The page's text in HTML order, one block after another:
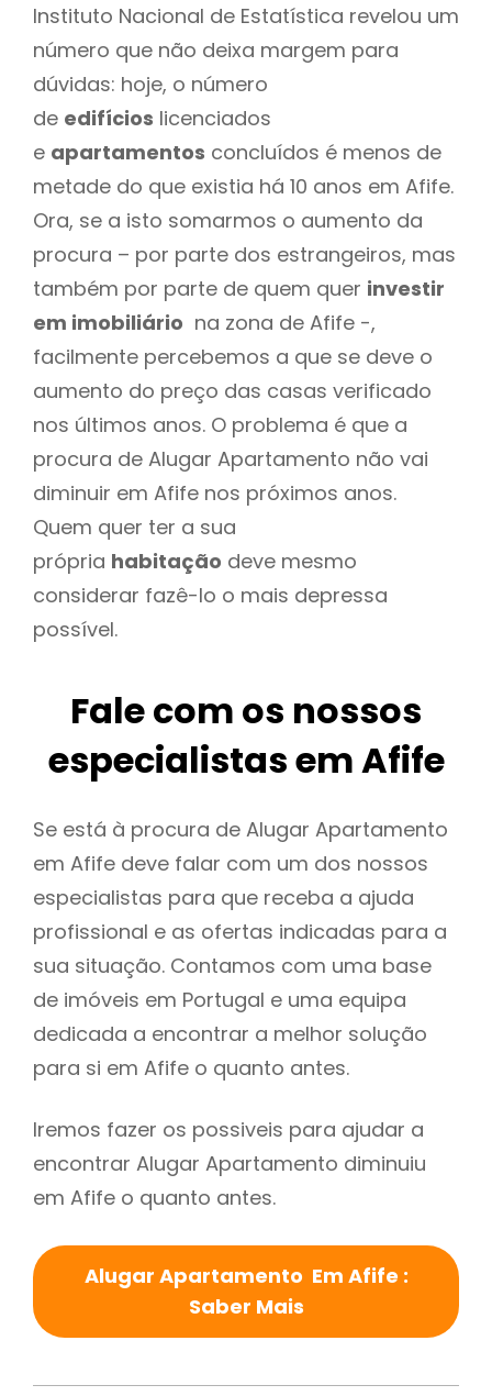
Instituto Nacional de Estatística revelou um
número que não deixa margem para
dúvidas: hoje, o número
de edifícios licenciados
e apartamentos concluídos é menos de
metade do que existia há 10 anos em Afife.
Ora, se a isto somarmos o aumento da
procura – por parte dos estrangeiros, mas
também por parte de quem quer investir
em imobiliário na zona de Afife -,
facilmente percebemos a que se deve o
aumento do preço das casas verificado
nos últimos anos. O problema é que a
procura de Alugar Apartamento não vai
diminuir em Afife nos próximos anos.
Quem quer ter a sua
própria habitação deve mesmo
considerar fazê-lo o mais depressa
possível.
Fale com os nossos
especialistas em Afife
Se está à procura de Alugar Apartamento
em Afife deve falar com um dos nossos
especialistas para que receba a ajuda
profissional e as ofertas indicadas para a
sua situação. Contamos com uma base
de imóveis em Portugal e uma equipa
dedicada a encontrar a melhor solução
para si em Afife o quanto antes.
Iremos fazer os possiveis para ajudar a
encontrar Alugar Apartamento diminuiu
em Afife o quanto antes.
Alugar Apartamento Em Afife :
Saber Mais